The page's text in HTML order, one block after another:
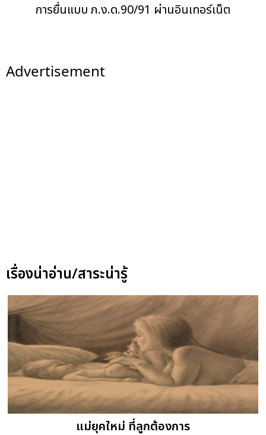
การยื่นแบบ ภ.ง.ด.90/91 ผ่านอินเทอร์เน็ต
Advertisement
เรื่องน่าอ่าน/สาระน่ารู้
แม่ยุคใหม่ ที่ลูกต้องการ